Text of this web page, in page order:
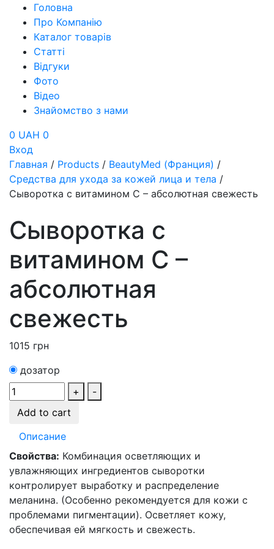
Головна
Про Компанію
Каталог товарів
Статті
Відгуки
Фото
Відео
Знайомство з нами
0 UAH 0
Вход
Главная / Products / BeautyMed (Франция) /
Средства для ухода за кожей лица и тела /
Сыворотка с витамином C – абсолютная свежесть
Сыворотка с
витамином C –
абсолютная
свежесть
1015 грн
дозатор
+
-
Add to cart
Описание
Свойства: Комбинация осветляющих и
увлажняющих ингредиентов сыворотки
контролирует выработку и распределение
меланина. (Особенно рекомендуется для кожи с
проблемами пигментации). Осветляет кожу,
обеспечивая ей мягкость и свежесть.